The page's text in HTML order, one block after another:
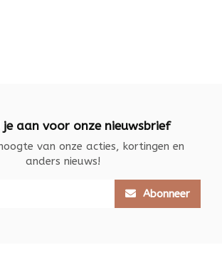
aan voor onze nieuwsbrief
van onze acties, kortingen en
anders nieuws!
Abonneer